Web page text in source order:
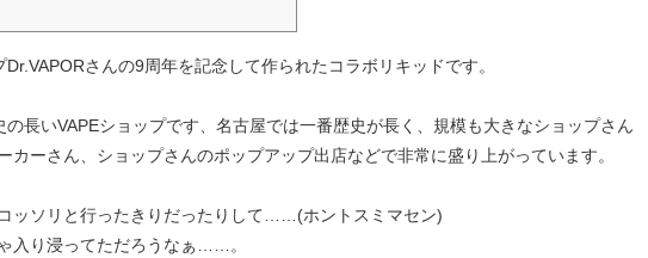
さんの9周年を記念して作られたコラボリキッドです。
長いVAPEショップです、名古屋では一番歴史が長く、規模も大きなショップさん
カーさん、ショップさんのポップアップ出店などで非常に盛り上がっています。
ッソリと行ったきりだったりして……(ホントスミマセン)
入り浸ってただろうなぁ……。